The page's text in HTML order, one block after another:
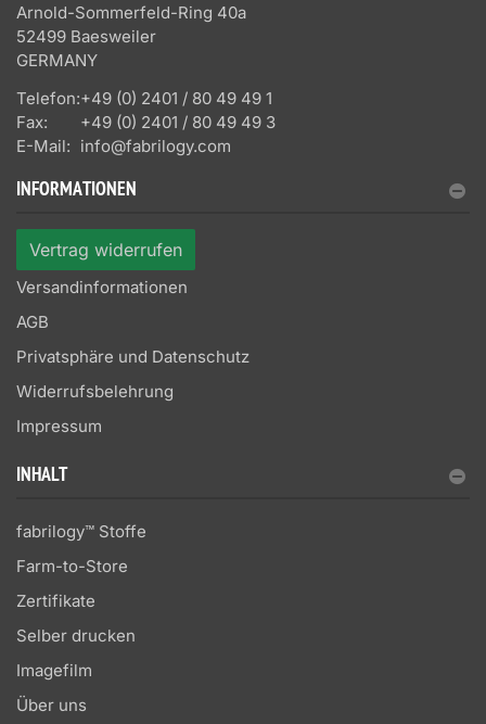
Arnold-Sommerfeld-Ring 40a
52499 Baesweiler
GERMANY
Telefon:+49 (0) 2401 / 80 49 49 1
Fax:
+49 (0) 2401 / 80 49 49 3
E-Mail: info@fabrilogy.com
INFORMATIONEN
Vertrag widerrufen
Versandinformationen
AGB
Privatsphäre und Datenschutz
Widerrufsbelehrung
Impressum
INHALT
fabrilogy™ Stoffe
Farm-to-Store
Zertifikate
Selber drucken
Imagefilm
Über uns